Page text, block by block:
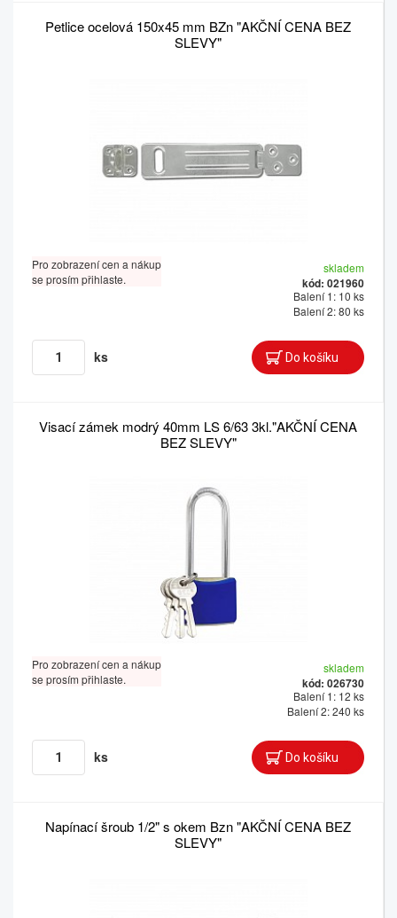
Petlice ocelová 150x45 mm BZn "AKČNÍ CENA BEZ
SLEVY"
Pro zobrazení cen a nákup
se prosím přihlaste.
skladem
kód: 021960
Balení 1: 10 ks
Balení 2: 80 ks
ks
Visací zámek modrý 40mm LS 6/63 3kl."AKČNÍ CENA
BEZ SLEVY"
Pro zobrazení cen a nákup
se prosím přihlaste.
skladem
kód: 026730
Balení 1: 12 ks
Balení 2: 240 ks
ks
Napínací šroub 1/2" s okem Bzn "AKČNÍ CENA BEZ
SLEVY"